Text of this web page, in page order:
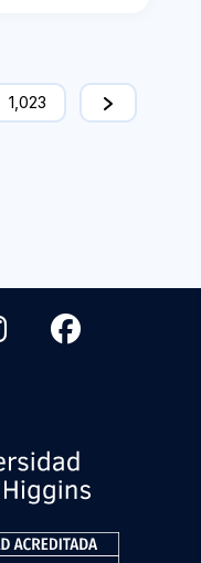
1,023